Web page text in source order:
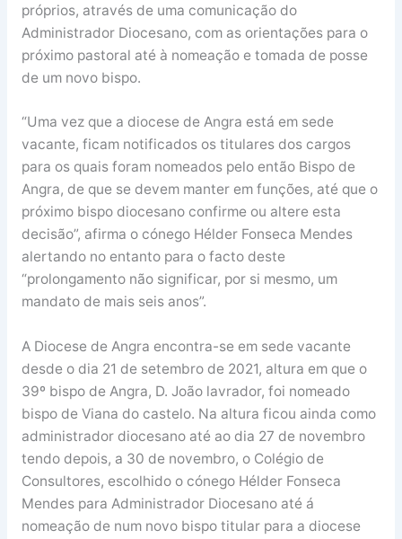
próprios, através de uma comunicação do
Administrador Diocesano, com as orientações para o
próximo pastoral até à nomeação e tomada de posse
de um novo bispo.
“Uma vez que a diocese de Angra está em sede
vacante, ficam notificados os titulares dos cargos
para os quais foram nomeados pelo então Bispo de
Angra, de que se devem manter em funções, até que o
próximo bispo diocesano confirme ou altere esta
decisão”, afirma o cónego Hélder Fonseca Mendes
alertando no entanto para o facto deste
“prolongamento não significar, por si mesmo, um
mandato de mais seis anos”.
A Diocese de Angra encontra-se em sede vacante
desde o dia 21 de setembro de 2021, altura em que o
39º bispo de Angra, D. João lavrador, foi nomeado
bispo de Viana do castelo. Na altura ficou ainda como
administrador diocesano até ao dia 27 de novembro
tendo depois, a 30 de novembro, o Colégio de
Consultores, escolhido o cónego Hélder Fonseca
Mendes para Administrador Diocesano até á
nomeação de num novo bispo titular para a diocese